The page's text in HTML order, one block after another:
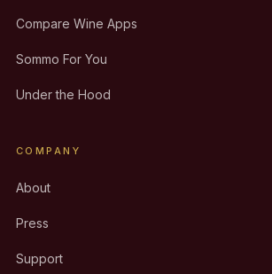
Compare Wine Apps
Sommo For You
Under the Hood
COMPANY
About
Press
Support